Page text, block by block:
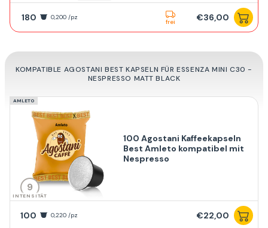
180 0,200 /pz
frei €36,00
KOMPATIBLE AGOSTANI BEST KAPSELN FÜR ESSENZA MINI C30 -
NESPRESSO MATT BLACK
AMLETO
9
INTENSITÄT
100 Agostani Kaffeekapseln
Best Amleto kompatibel mit
Nespresso
100 0,220 /pz €22,00